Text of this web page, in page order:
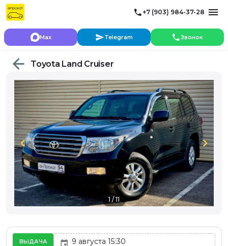
+7 (903) 984-37-28
Max Telegram Звонок
Toyota Land Cruiser
chevron_left chevron_right
1 / 11
ВЫДАЧА